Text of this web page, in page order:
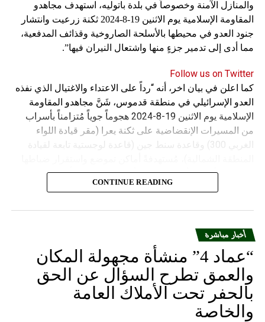
والمنازل الآمنة وخصوصاً في بلدة باتوليه، استهدف مجاهدو
المقاومة الإسلامية يوم الاثنين 19-8-2024 ثكنة زرعيت وانتشار
جنود العدو في محيطها بالأسلحة الصاروخية وقذائف المدفعية،
مما أدى إلى تدمير جزءٍ منها واشتعال النيران فيها”.
Follow us on Twitter
كما اعلن في بيان اخر، أنه “رداً على الاعتداء والاغتيال الذي نفذه
العدو الإسرائيلي في منطقة قدموس، شَنَّ مجاهدو المقاومة
الإسلامية يوم الاثنين 19-8-2024 هجوماً جوياً مُتزامناً بأسراب
من المسيرات الإنقضاضية على ثكنة يعرا (مقر قيادة اللواء
الغربي 300) وقاعدة سنط جين (قاعدة لوجستية تابعة لقيادة
وجنودها وأصابت أهدافها بدقة وأوقعت فيهم عدداً من القتلى
CONTINUE READING
أخبار مباشرة
“عماد 4” منشأة مجهولة المكان
والعمق تطرح السؤال عن الحق
بالحفر تحت الأملاك العامة
والخاصة